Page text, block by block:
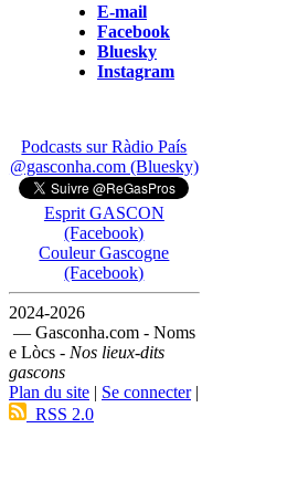
E-mail
Facebook
Bluesky
Instagram
Podcasts sur Ràdio País
@gasconha.com (Bluesky)
Esprit GASCON
(Facebook)
Couleur Gascogne
(Facebook)
2024-2026
— Gasconha.com - Noms
e Lòcs - Nos lieux-dits
gascons
Plan du site
Se connecter|
RSS 2.0